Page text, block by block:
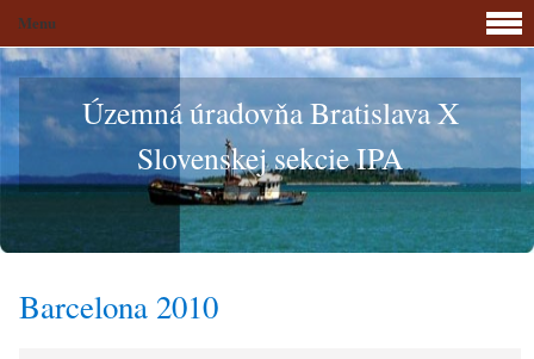
Územná úradovňa Bratislava X
Slovenskej sekcie IPA
Barcelona 2010
Menu